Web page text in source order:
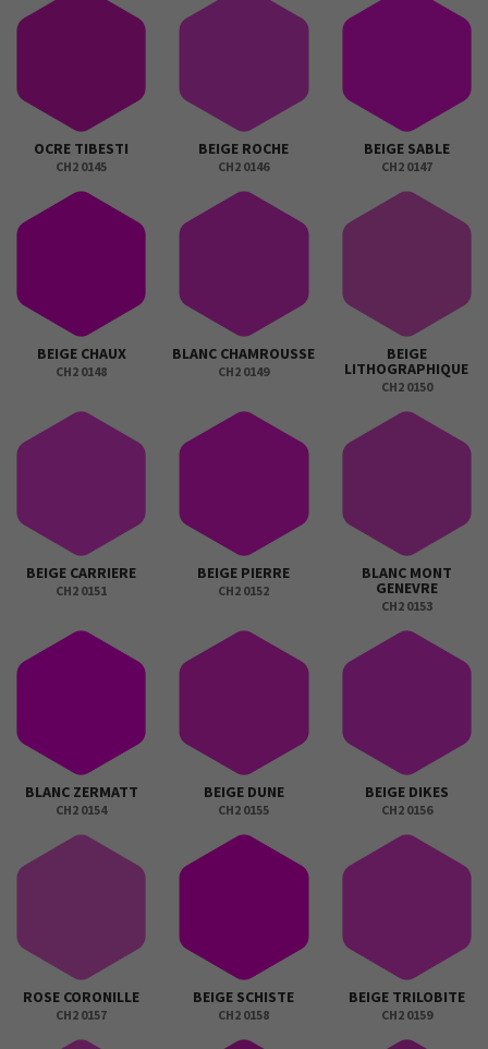
OCRE TIBESTI
CH2 0145
BEIGE ROCHE
CH2 0146
BEIGE SABLE
CH2 0147
BEIGE CHAUX
CH2 0148
BLANC CHAMROUSSE
CH2 0149
BEIGE
LITHOGRAPHIQUE
CH2 0150
BEIGE CARRIERE
CH2 0151
BEIGE PIERRE
CH2 0152
BLANC MONT
GENEVRE
CH2 0153
BLANC ZERMATT
CH2 0154
BEIGE DUNE
CH2 0155
BEIGE DIKES
CH2 0156
ROSE CORONILLE
CH2 0157
BEIGE SCHISTE
CH2 0158
BEIGE TRILOBITE
CH2 0159